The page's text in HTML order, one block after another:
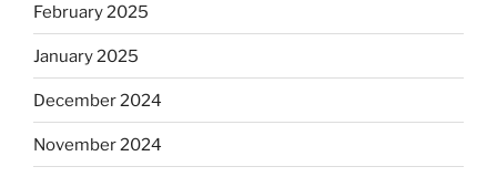
February 2025
January 2025
December 2024
November 2024